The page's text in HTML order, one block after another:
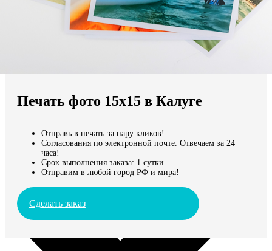
Мы доставляем по всему миру
Продолжить без города
Печать фото 15х15 в Калуге
Отправь в печать за пару кликов!
Согласования по электронной почте. Отвечаем за 24
часа!
Срок выполнения заказа: 1 сутки
Отправим в любой город РФ и мира!
Сделать заказ